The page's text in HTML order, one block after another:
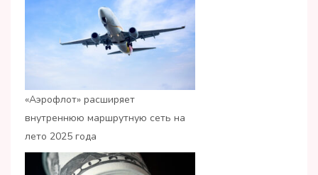
«Аэрофлот» расширяет
внутреннюю маршрутную сеть на
лето 2025 года